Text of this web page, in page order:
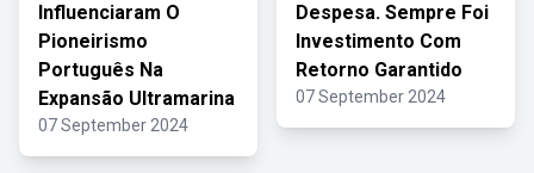
Influenciaram O
Pioneirismo
Português Na
Expansão Ultramarina
07 September 2024
Despesa. Sempre Foi
Investimento Com
Retorno Garantido
07 September 2024